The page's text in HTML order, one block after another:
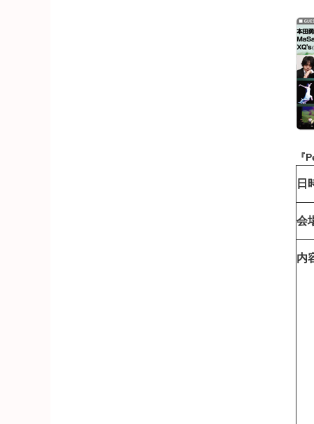
『
日
会
内